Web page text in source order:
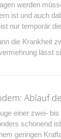
werden
ist und auch
nur temporär
die Krankheit
lässt
Ablauf
einer zwei-
schonend
geringen